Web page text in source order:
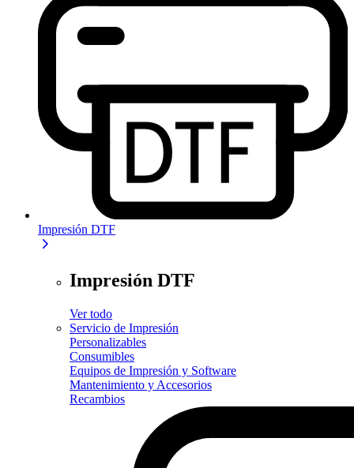
Impresión DTF
Impresión DTF
Ver todo
Servicio de Impresión
Personalizables
Consumibles
Equipos de Impresión y Software
Mantenimiento y Accesorios
Recambios